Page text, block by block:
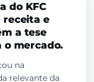
do KFC
receita e
a tese
o mercado.
na
relevante da